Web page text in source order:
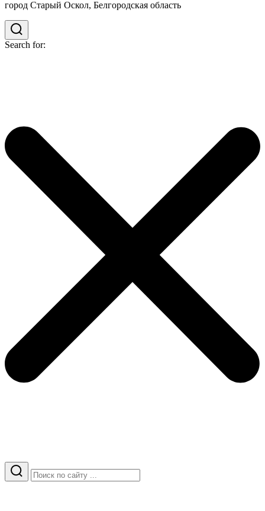
город Старый Оскол, Белгородская область
Search for: